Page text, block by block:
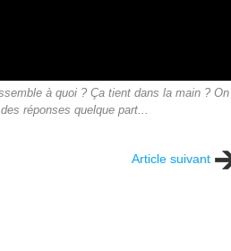
à quoi ? Ça tient dans la main ? On
réponses quelque part...
Article suivant